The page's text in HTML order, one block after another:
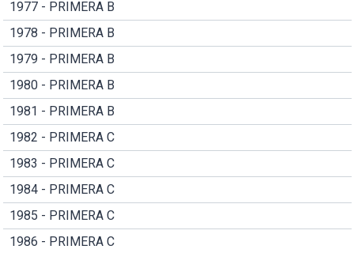
1977 - PRIMERA B
1978 - PRIMERA B
1979 - PRIMERA B
1980 - PRIMERA B
1981 - PRIMERA B
1982 - PRIMERA C
1983 - PRIMERA C
1984 - PRIMERA C
1985 - PRIMERA C
1986 - PRIMERA C